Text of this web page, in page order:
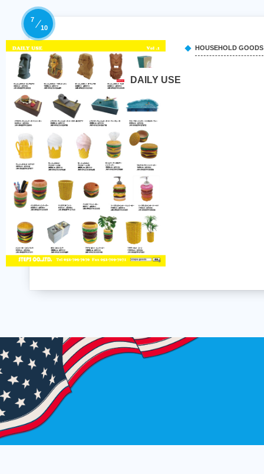
HOUSEHOLD GOODS
DAILY USE
7
10